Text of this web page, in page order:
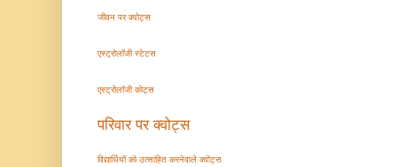
जीवन पर क्वोट्स
एस्ट्रोलॉजी स्टेटस
एस्ट्रोलॉजी कोट्स
परिवार पर क्वोट्स
विद्यार्थियों को उत्साहित करनेवाले क्वोट्स